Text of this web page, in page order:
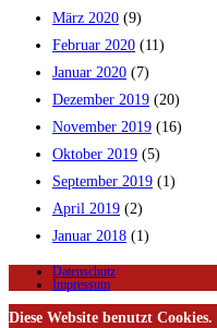
März 2020 (9)
Februar 2020 (11)
Januar 2020 (7)
Dezember 2019 (20)
November 2019 (16)
Oktober 2019 (5)
September 2019 (1)
April 2019 (2)
Januar 2018 (1)
Datenschutz
Impressum
Diese Website benutzt Cookies.